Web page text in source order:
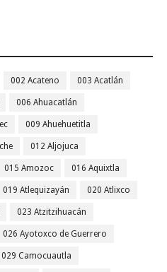
002 Acateno 003 Acatlán
006 Ahuacatlán
009 Ahuehuetitla
012 Aljojuca
015 Amozoc 016 Aquixtla
019 Atlequizayán 020 Atlixco
023 Atzitzihuacán
026 Ayotoxco de Guerrero
029 Camocuautla